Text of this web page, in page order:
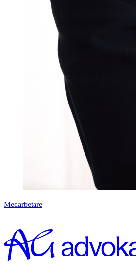
Medarbetare